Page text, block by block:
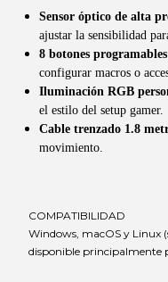
Sensor óptico de alta
ajustar la sensibilidad
8 botones
configurar macros o
Iluminación RGB
el estilo del setup gamer.
Cable trenzado 1.8
movimiento.
COMPATIBILIDAD
Windows, macOS y Linux
disponible principalmente